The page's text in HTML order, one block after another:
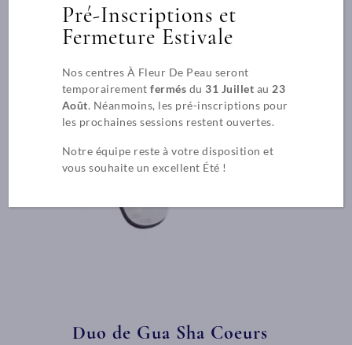
Duo de Gua Sha Coeurs
Pré-Inscriptions et
Fermeture Estivale
Nos centres À Fleur De Peau seront
temporairementfermés du31 Juillet au 23
Août. Néanmoins, les pré-inscriptions pour
les prochaines sessions restent ouvertes.
Notre équipe reste à votre disposition et
vous souhaite un excellent Été !